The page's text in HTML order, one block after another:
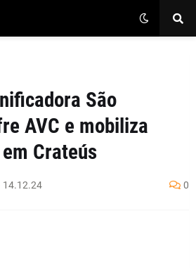
São
AVC e mobiliza
Crateús
14.12.24 0